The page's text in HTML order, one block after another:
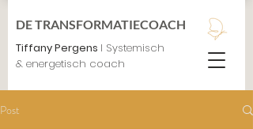
DE TRANSFORMATIECOACH
Tiffany Pergens I Systemisch
& energetisch coach
Post